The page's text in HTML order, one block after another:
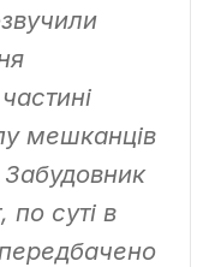
мешканців
Забудовник
суті в